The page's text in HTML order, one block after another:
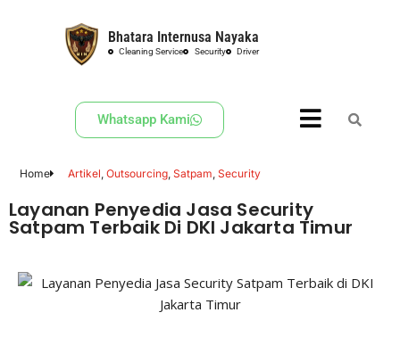
Bhatara Internusa Nayaka
Cleaning Service Security Driver
Whatsapp Kami
Home Artikel, Outsourcing, Satpam, Security
Layanan Penyedia Jasa Security
Satpam Terbaik Di DKI Jakarta Timur